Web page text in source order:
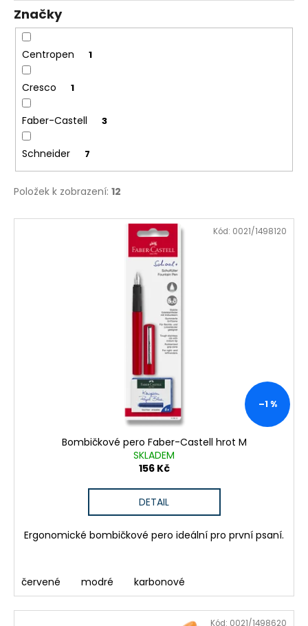
Značky
Centropen 1
Cresco 1
Faber-Castell 3
Schneider 7
Položek k zobrazení: 12
V
–1 %
Bombičkové pero Faber-Castell hrot M
SKLADEM
156 Kč
DETAIL
Ergonomické bombičkové pero ideální pro první psaní.
červené modré karbonové
Kód: 0021/1498120
Kód: 0021/1498620
SENTOSPHERE
SLIME
-
TOVÁRNA
NA
VÝROBU
SLIZŮ
606
Kč